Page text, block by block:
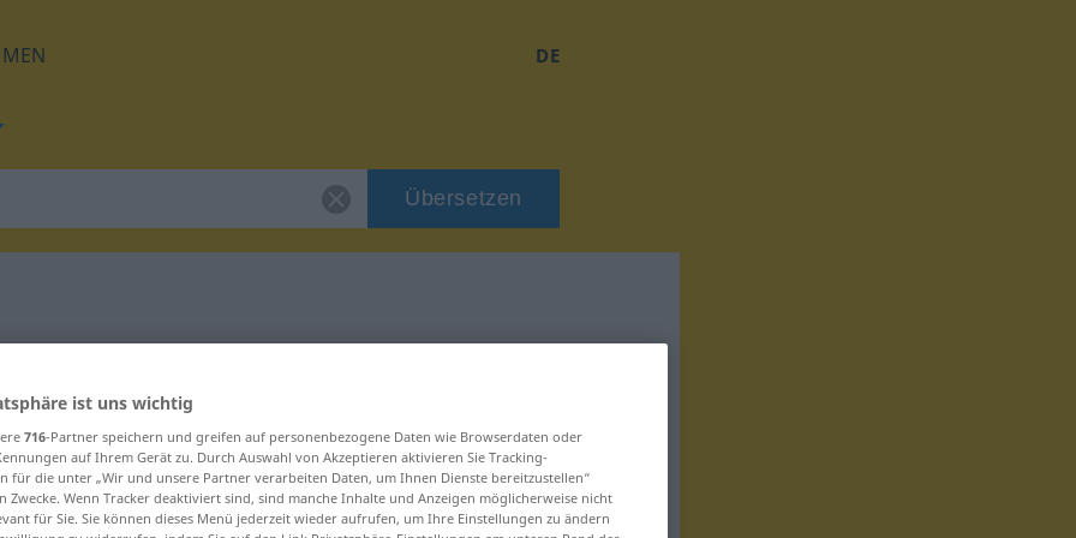
DE
Übersetzen
"ungut"
ist uns wichtig
716-Partner speichern und greifen auf personenbezogene Daten wie Browserdaten oder
auf Ihrem Gerät zu. Durch Auswahl von Akzeptieren aktivieren Sie Tracking-
für die unter „Wir und unsere Partner verarbeiten Daten, um Ihnen Dienste bereitzustellen“
Zwecke. Wenn Tracker deaktiviert sind, sind manche Inhalte und Anzeigen möglicherweise nicht
für Sie. Sie können dieses Menü jederzeit wieder aufrufen, um Ihre Einstellungen zu ändern